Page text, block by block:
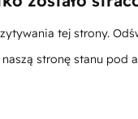
tej strony.
stronę stanu pod